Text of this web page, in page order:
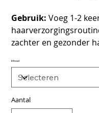
Gebruik: Voeg 1-2
zachter en gezonder
Inhoud
Aantal